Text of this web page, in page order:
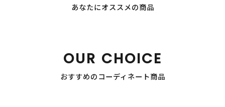
あなたにオススメの商品
OUR CHOICE
おすすめのコーディネート商品